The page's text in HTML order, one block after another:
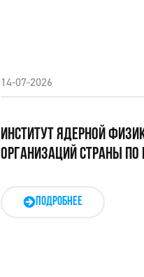
14-07-2026
ИНСТИТУТ ЯДЕРНОЙ
ОРГАНИЗАЦИЙ СТРАНЫ
ПОДРОБНЕЕ